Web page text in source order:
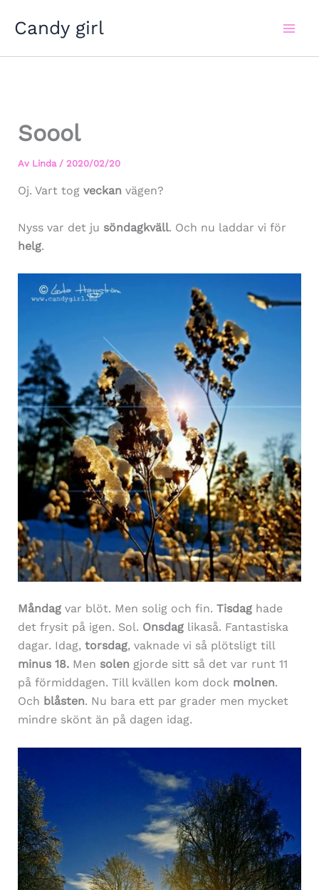
Candy girl
Soool
Av Linda / 2020/02/20
Oj. Vart tog veckan vägen?
Nyss var det ju söndagkväll. Och nu laddar vi för
helg.
Måndagvar blöt. Men solig och fin. Tisdaghade
det frysit på igen. Sol. Onsdaglikaså. Fantastiska
dagar. Idag, torsdag, vaknade vi så plötsligt till
minus 18.Men solen gjorde sitt så det var runt 11
på förmiddagen. Till kvällen kom dock molnen.
Och blåsten. Nu bara ett par grader men mycket
mindre skönt än på dagen idag.